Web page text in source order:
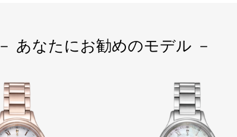
－ あなたにお勧めのモデル －